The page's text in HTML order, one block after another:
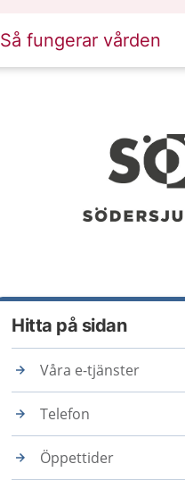
Så fungerar vården
Hitta på sidan
Våra e-tjänster
Telefon
Öppettider